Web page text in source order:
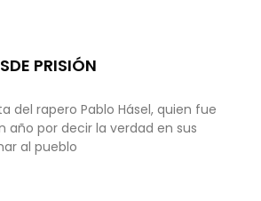
PRISIÓN
del rapero Pablo Hásel, quien fue
año por decir la verdad en sus
al pueblo